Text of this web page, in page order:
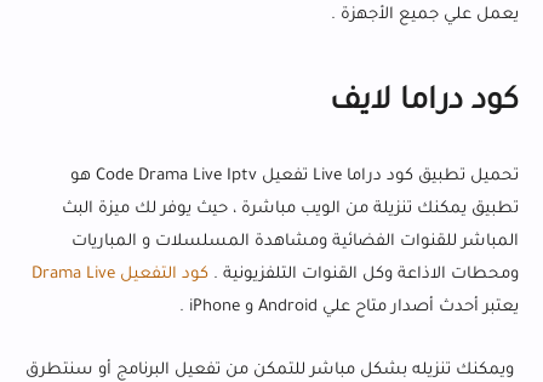
يعمل علي جميع الأجهزة .
كود دراما لايف
تحميل تطبيق كود دراما Live تفعيل Code Drama Live Iptv هو
تطبيق يمكنك تنزيلة من الويب مباشرة ، حيث يوفر لك ميزة البث
المباشر للقنوات الفضائية ومشاهدة المسلسلات و المباريات
ومحطات الاذاعة وكل القنوات التلفزيونية . كود التفعيل Drama Live
يعتبر أحدث أصدار متاح علي Android و iPhone .
ويمكنك تنزيله بشكل مباشر للتمكن من تفعيل البرنامج أو سنتطرق